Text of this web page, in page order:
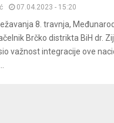
07.04.2023 - 15:20
8. travnja,
Brčko distrikta BiH dr.
važnost integracije ove